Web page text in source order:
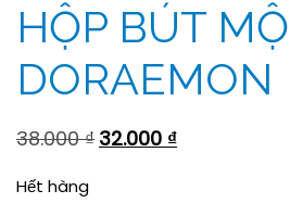
HỘP BÚT
DORAEMON
38.000₫ 32.000 ₫
Hết hàng